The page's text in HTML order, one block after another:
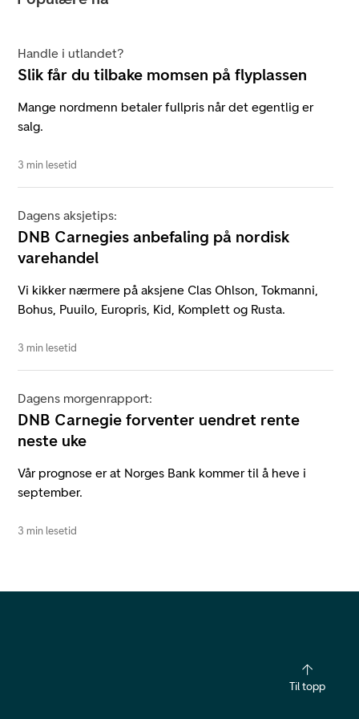
Handle i utlandet?
Slik får du tilbake momsen på flyplassen
Mange nordmenn betaler fullpris når det egentlig er
salg.
3 min lesetid
Dagens aksjetips:
DNB Carnegies anbefaling på nordisk
varehandel
Vi kikker nærmere på aksjene Clas Ohlson, Tokmanni,
Bohus, Puuilo, Europris, Kid, Komplett og Rusta.
3 min lesetid
Dagens morgenrapport:
DNB Carnegie forventer uendret rente
neste uke
Vår prognose er at Norges Bank kommer til å heve i
september.
3 min lesetid
Til topp